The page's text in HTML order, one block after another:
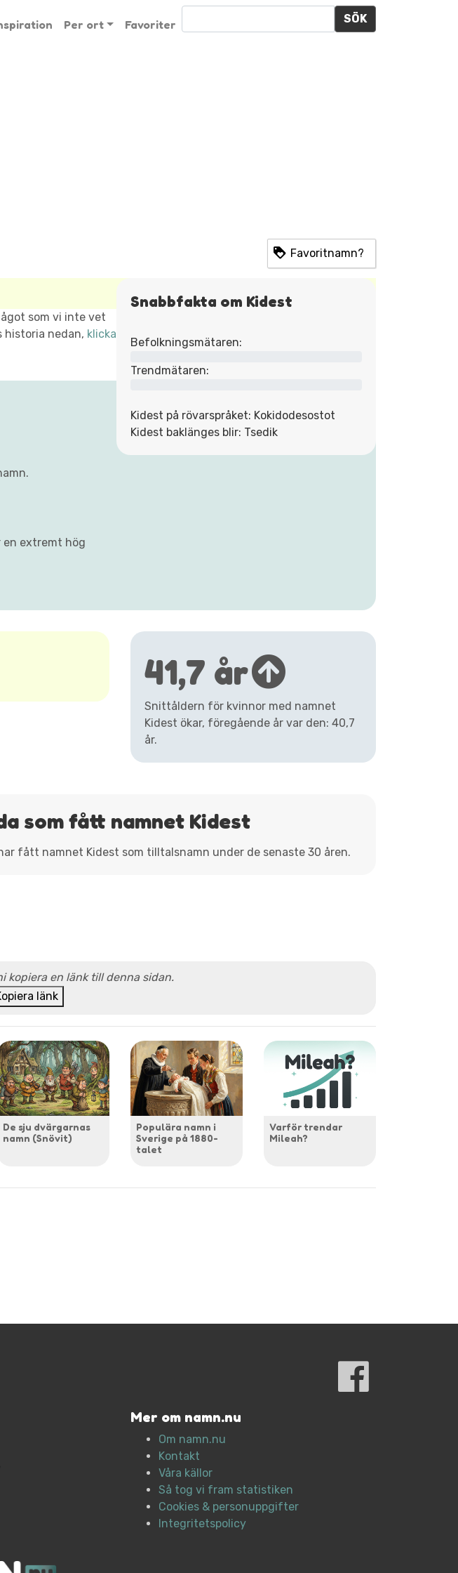
Per ort Favoriter SÖK
Favoritnamn?
Snabbfakta om Kidest
Befolkningsmätaren:
Trendmätaren:
Kidest på rövarspråket: Kokidodesostot
Kidest baklänges blir: Tsedik
som vi inte vet
historia nedan, klicka
en extremt hög
41,7 år
Snittåldern för kvinnor med namnet
Kidest ökar, föregående år var den: 40,7
år.
som fått namnet Kidest
fått namnet Kidest som tilltalsnamn under de senaste 30 åren.
kopiera en länk till denna sidan.
länk
De sju dvärgarnas
namn (Snövit)
Populära namn i
Sverige på 1880-
talet
Varför trendar
Mileah?
Mer om namn.nu
Om namn.nu
Kontakt
Våra källor
Så tog vi fram statistiken
Cookies & personuppgifter
Integritetspolicy